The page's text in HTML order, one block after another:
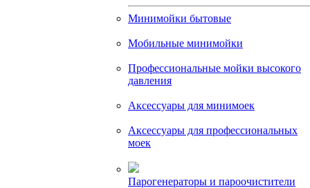
Минимойки бытовые
Мобильные минимойки
Профессиональные мойки высокого
давления
Аксессуары для минимоек
Аксессуары для профессиональных
моек
Парогенераторы и пароочистители